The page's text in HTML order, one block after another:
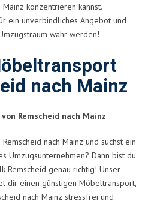
konzentrieren kannst.
ein unverbindliches Angebot und
wahr werden!
nach Mainz
von Remscheid nach Mainz
nach Mainz und suchst ein
Umzugsunternehmen? Dann bist du
Remscheid genau richtig! Unser
dir einen günstigen Möbeltransport,
nach Mainz stressfrei und